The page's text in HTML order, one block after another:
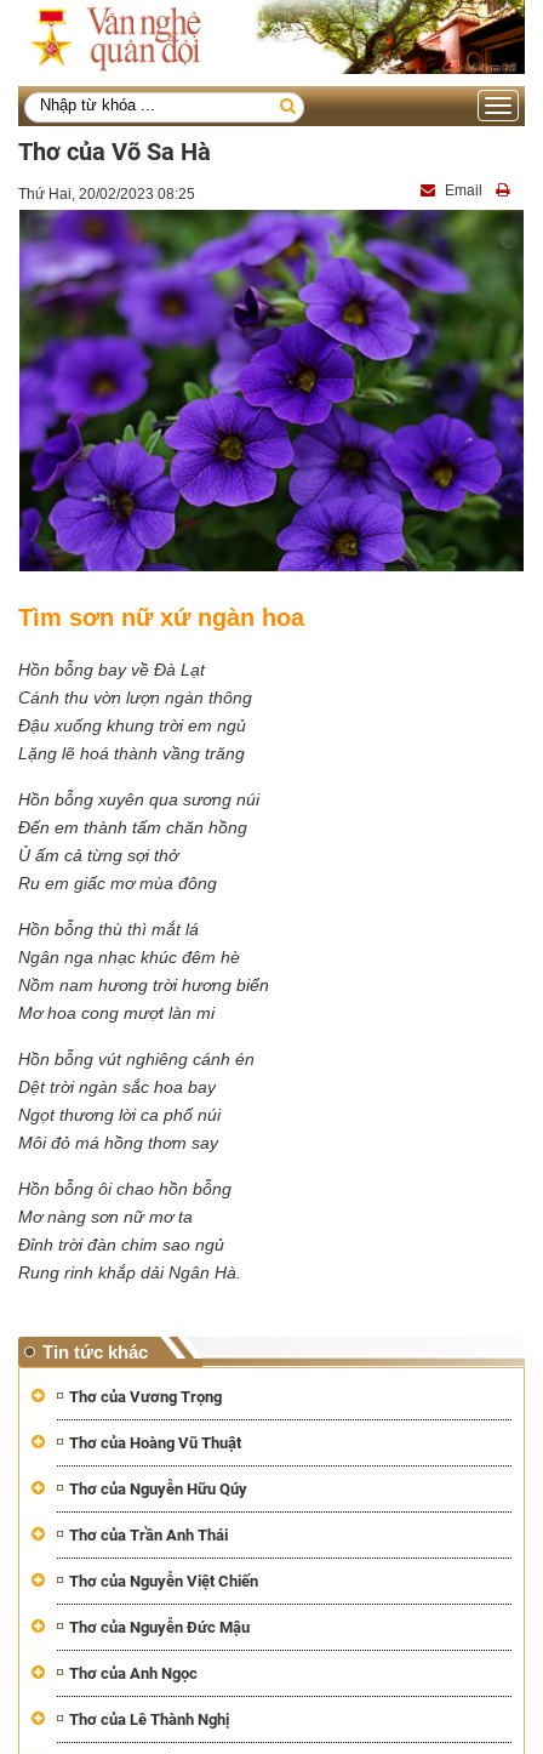
Toggle
Thơ của Võ Sa Hà
Thứ Hai, 20/02/2023 08:25 Email
Tìm sơn nữ xứ ngàn hoa
Hồn bỗng bay về Đà Lạt
Cánh thu vờn lượn ngàn thông
Đậu xuống khung trời em ngủ
Lặng lẽ hoá thành vầng trăng
Hồn bỗng xuyên qua sương núi
Đến em thành tấm chăn hồng
Ủ ấm cả từng sợi thở
Ru em giấc mơ mùa đông
Hồn bỗng thù thì mắt lá
Ngân nga nhạc khúc đêm hè
Nồm nam hương trời hương biển
Mơ hoa cong mượt làn mi
Hồn bỗng vút nghiêng cánh én
Dệt trời ngàn sắc hoa bay
Ngọt thương lời ca phố núi
Môi đỏ má hồng thơm say
Hồn bỗng ôi chao hồn bỗng
Mơ nàng sơn nữ mơ ta
Đỉnh trời đàn chim sao ngủ
Rung rinh khắp dải Ngân Hà.
Tin tức khác
Thơ của Vương Trọng
Thơ của Hoàng Vũ Thuật
Thơ của Nguyễn Hữu Qúy
Thơ của Trần Anh Thái
Thơ của Nguyễn Việt Chiến
Thơ của Nguyễn Đức Mậu
Thơ của Anh Ngọc
Thơ của Lê Thành Nghị